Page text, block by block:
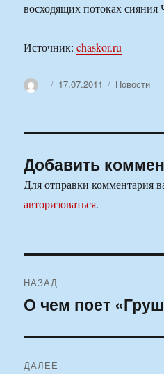
восходящих потоках
Источник:chaskor.ru
АвторОпубликовано
17.07.2011 Рубрики
Новости
Добавить
Для отправки комментария
авторизоваться.
по
НАЗАД
Предыдущая
О чем поет
ДАЛЕЕ